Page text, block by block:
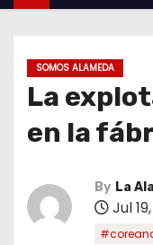
SOMOS ALAMEDA
La
en la
By La
Jul